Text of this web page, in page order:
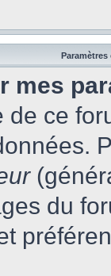
Paramètres
mes
de ce
du